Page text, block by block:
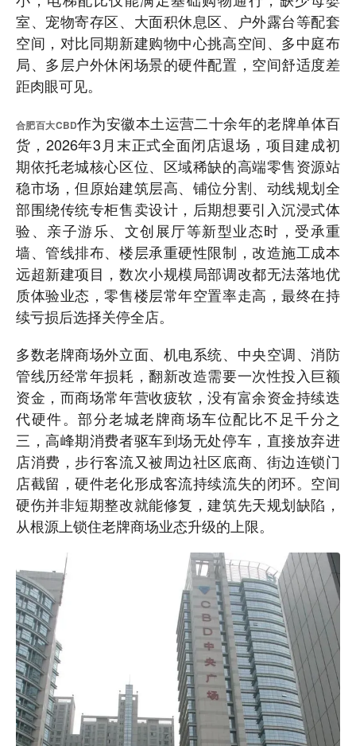
室、宠物寄存区、大面积休息区、户外露台等配套
空间，对比同期新建购物中心挑高空间、多中庭布
局、多层户外休闲场景的硬件配置，空间舒适度差
距肉眼可见。
合肥百大CBD作为安徽本土运营二十余年的老牌单体百
货，2026年3月末正式全面闭店退场，项目建成初
期依托老城核心区位、区域稀缺的高端零售资源站
稳市场，但原始建筑层高、铺位分割、动线规划全
部围绕传统专柜售卖设计，后期想要引入沉浸式体
验、亲子游乐、文创展厅等新型业态时，受承重
墙、管线排布、楼层承重硬性限制，改造施工成本
远超新建项目，数次小规模局部调改都无法落地优
质体验业态，零售楼层常年空置率走高，最终在持
续亏损后选择关停全店。
多数老牌商场外立面、机电系统、中央空调、消防
管线历经常年损耗，翻新改造需要一次性投入巨额
资金，而商场常年营收疲软，没有富余资金持续迭
代硬件。部分老城老牌商场车位配比不足千分之
三，高峰期消费者驱车到场无处停车，直接放弃进
店消费，步行客流又被周边社区底商、街边连锁门
店截留，硬件老化形成客流持续流失的闭环。空间
硬伤并非短期整改就能修复，建筑先天规划缺陷，
从根源上锁住老牌商场业态升级的上限。